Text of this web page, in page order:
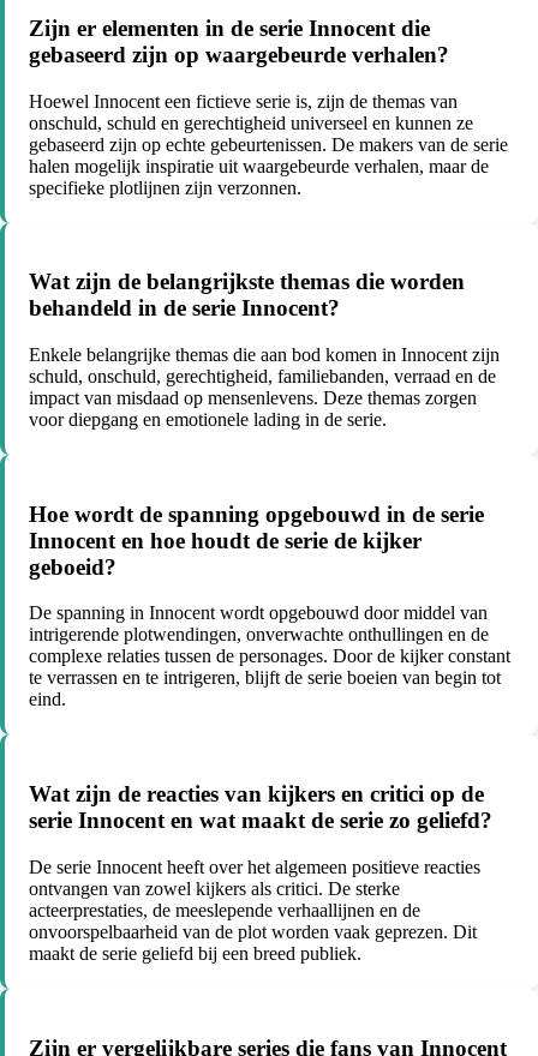
Zijn er elementen in de serie Innocent die
gebaseerd zijn op waargebeurde verhalen?
Hoewel Innocent een fictieve serie is, zijn de themas van
onschuld, schuld en gerechtigheid universeel en kunnen ze
gebaseerd zijn op echte gebeurtenissen. De makers van de serie
halen mogelijk inspiratie uit waargebeurde verhalen, maar de
specifieke plotlijnen zijn verzonnen.
Wat zijn de belangrijkste themas die worden
behandeld in de serie Innocent?
Enkele belangrijke themas die aan bod komen in Innocent zijn
schuld, onschuld, gerechtigheid, familiebanden, verraad en de
impact van misdaad op mensenlevens. Deze themas zorgen
voor diepgang en emotionele lading in de serie.
Hoe wordt de spanning opgebouwd in de serie
Innocent en hoe houdt de serie de kijker
geboeid?
De spanning in Innocent wordt opgebouwd door middel van
intrigerende plotwendingen, onverwachte onthullingen en de
complexe relaties tussen de personages. Door de kijker constant
te verrassen en te intrigeren, blijft de serie boeien van begin tot
eind.
Wat zijn de reacties van kijkers en critici op de
serie Innocent en wat maakt de serie zo geliefd?
De serie Innocent heeft over het algemeen positieve reacties
ontvangen van zowel kijkers als critici. De sterke
acteerprestaties, de meeslepende verhaallijnen en de
onvoorspelbaarheid van de plot worden vaak geprezen. Dit
maakt de serie geliefd bij een breed publiek.
Zijn er vergelijkbare series die fans van Innocent